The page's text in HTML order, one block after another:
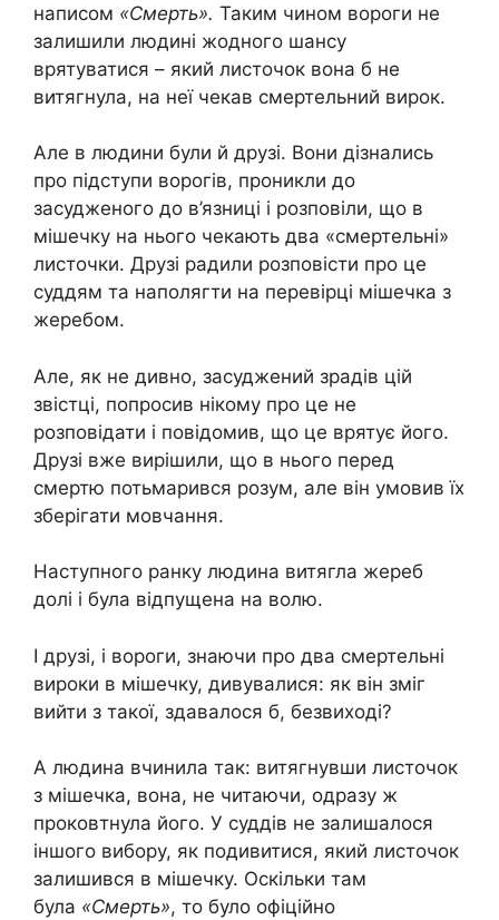
написом «Смерть». Таким чином вороги не
залишили людині жодного шансу
врятуватися – який листочок вона б не
витягнула, на неї чекав смертельний вирок.
Але в людини були й друзі. Вони дізнались
про підступи ворогів, проникли до
засудженого до в’язниці і розповіли, що в
мішечку на нього чекають два «смертельні»
листочки. Друзі радили розповісти про це
суддям та наполягти на перевірці мішечка з
жеребом.
Але, як не дивно, засуджений зрадів цій
звістці, попросив нікому про це не
розповідати і повідомив, що це врятує його.
Друзі вже вирішили, що в нього перед
смертю потьмарився розум, але він умовив їх
зберігати мовчання.
Наступного ранку людина витягла жереб
долі і була відпущена на волю.
І друзі, і вороги, знаючи про два смертельні
вироки в мішечку, дивувалися: як він зміг
вийти з такої, здавалося б, безвиході?
А людина вчинила так: витягнувши листочок
з мішечка, вона, не читаючи, одразу ж
проковтнула його. У суддів не залишалося
іншого вибору, як подивитися, який листочок
залишився в мішечку. Оскільки там
була «Смерть», то було офіційно